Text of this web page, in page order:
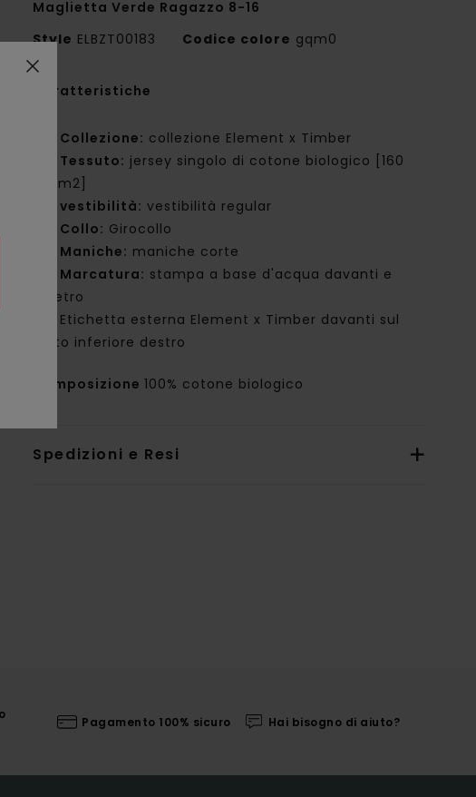
Maglietta Verde Ragazzo 8-16
Style ELBZT00183 Codice colore gqm0
Caratteristiche
Collezione: collezione Element x Timber
Tessuto: jersey singolo di cotone biologico [160
g/m2]
vestibilità: vestibilità regular
Collo: Girocollo
Maniche: maniche corte
Marcatura: stampa a base d'acqua davanti e
dietro
Etichetta esterna Element x Timber davanti sul
lato inferiore destro
Composizione100% cotone biologico
Spedizioni e Resi
Pagamento 100% sicuro Hai bisogno di aiuto?